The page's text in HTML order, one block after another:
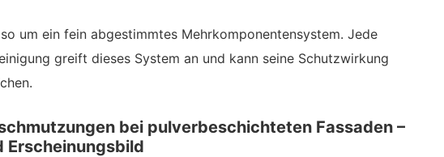
um ein fein abgestimmtes Mehrkomponentensystem. Jede
greift dieses System an und kann seine Schutzwirkung
bei pulverbeschichteten Fassaden –
Erscheinungsbild